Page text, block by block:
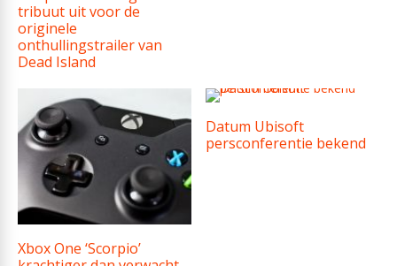
tribuut uit voor de
originele
onthullingstrailer van
Dead Island
Xbox One ‘Scorpio’
Datum Ubisoft
persconferentie bekend